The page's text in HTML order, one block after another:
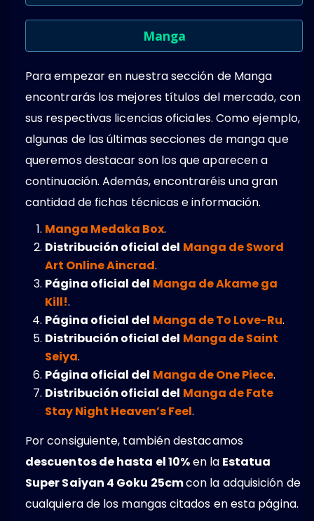
Manga
Para empezar en nuestra sección de Manga
encontrarás los mejores títulos del mercado, con
sus respectivas licencias oficiales. Como ejemplo,
algunas de las últimas secciones de manga que
queremos destacar son los que aparecen a
continuación. Además, encontraréis una gran
cantidad de fichas técnicas e información.
Manga Medaka Box.
Distribución oficial del Manga de Sword
Art Online Aincrad.
Página oficial del Manga de Akame ga
Kill!.
Página oficial del Manga de To Love-Ru.
Distribución oficial del Manga de Saint
Seiya.
Página oficial del Manga de One Piece.
Distribución oficial del Manga de Fate
Stay Night Heaven’s Feel.
Por consiguiente, también destacamos
descuentos de hasta el 10%en la Estatua
Super Saiyan 4 Goku 25cmcon la adquisición de
cualquiera de los mangas citados en esta página.